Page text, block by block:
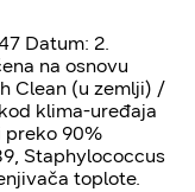
Datum: 2.
na osnovu
Clean (u zemlji) /
klima-uređaja
preko 90%
Staphylococcus
toplote.